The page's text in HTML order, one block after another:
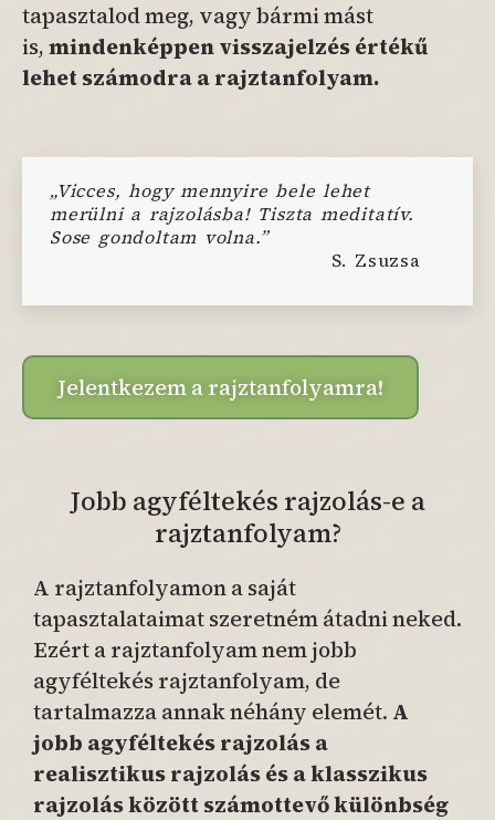
tapasztalod meg, vagy bármi mást
is,mindenképpen visszajelzés értékű
lehet számodra a rajztanfolyam.
„Vicces, hogy mennyire bele lehet
merülni a rajzolásba! Tiszta meditatív.
Sose gondoltam volna.”
S. Zsuzsa
Jelentkezem a rajztanfolyamra!
Jobb agyféltekés rajzolás-e a
rajztanfolyam?
A rajztanfolyamon a saját
tapasztalataimat szeretném átadni neked.
Ezért a rajztanfolyam nem jobb
agyféltekés rajztanfolyam, de
tartalmazza annak néhány elemét. A
jobb agyféltekés rajzolás a
realisztikus rajzolás és a klasszikus
rajzolás között számottevő különbség